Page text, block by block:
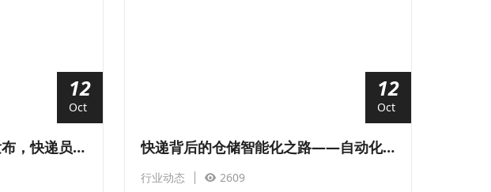
12
Oct
快递行业将“变天”？新规发布，快递员要受累了
12
Oct
快递背后的仓储智能化之路——自动化立体库
行业动态 2609